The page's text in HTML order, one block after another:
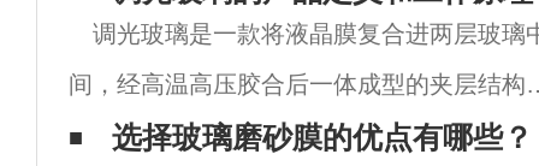
160%高伸张度、强抗酸、抗碱性，在高温
调光玻璃是一款将液晶膜复合进两层玻璃
间，经高温高压胶合后一体成型的夹层结构
新型特种光电玻璃产品。使用者通过控制电
选择玻璃磨砂膜的优点有哪些？